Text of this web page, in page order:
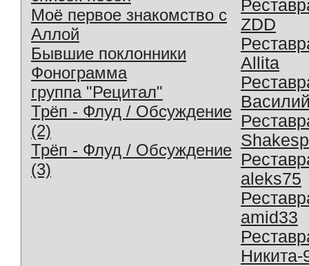
Моё первое знакомство с
Аллой
Бывшие поклонники
Фонограмма
группа "Рецитал"
Трёп - Флуд / Обсуждение
(2)
Трёп - Флуд / Обсуждение
(3)
ZDD
Allita
aleks75
amid33
Никита-